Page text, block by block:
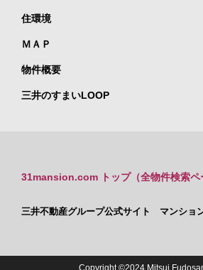
住環境
ＭＡＰ
物件概要
三井のすまいLOOP
31mansion.com トップ（全物件検索ペ
三井不動産グループ公式サイト マンショ
Copyright ©2024 Mitsui